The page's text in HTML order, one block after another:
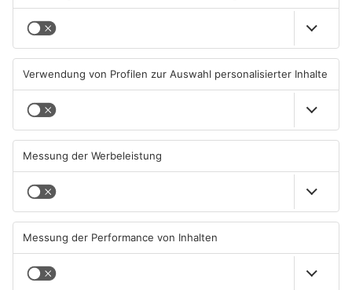
05.08.2026, 06:40 UHR IN
ASCHAFFENBURG
TOPNEWS
Aschaffenburg: Prozess um
schweren E-Scooter-Raub
beginnt
04.08.2026, 06:36 UHR IN
AB: Sperrmüllpresse brennt
auf Recyclinghof